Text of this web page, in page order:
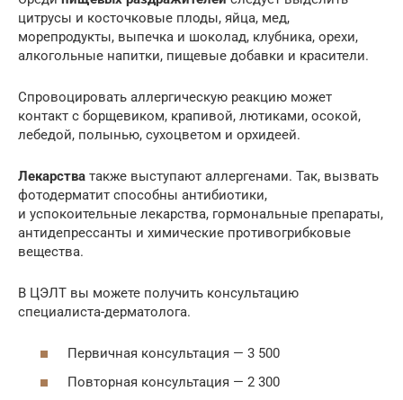
цитрусы и косточковые плоды, яйца, мед,
морепродукты, выпечка и шоколад, клубника, орехи,
алкогольные напитки, пищевые добавки и красители.
Спровоцировать аллергическую реакцию может
контакт с борщевиком, крапивой, лютиками, осокой,
лебедой, полынью, сухоцветом и орхидеей.
Лекарства также выступают аллергенами. Так, вызвать
фотодерматит способны антибиотики,
и успокоительные лекарства, гормональные препараты,
антидепрессанты и химические противогрибковые
вещества.
В ЦЭЛТ вы можете получить консультацию
специалиста-дерматолога.
Первичная консультация — 3 500
Повторная консультация — 2 300